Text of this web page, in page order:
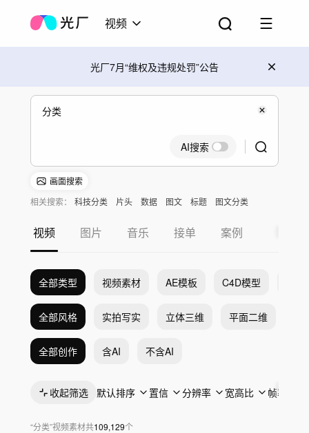
视频
光厂7月“维权及违规处罚”公告
AI搜索
画面搜索
相关搜索：
科技分类 片头 数据 图文 标题 图文分类
视频 图片 音乐 接单 案例
全部类型 视频素材 AE模板 C4D模型
全部风格 实拍写实 立体三维 平面二维
全部创作 含AI 不含AI
收起筛选 默认排序 置信 分辨率 宽高比 帧率
“分类”视频素材共109,129个